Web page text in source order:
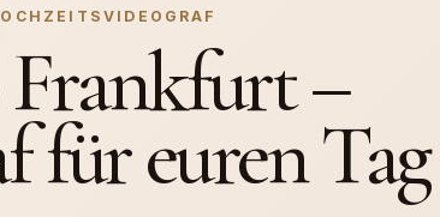
–
für euren Tag